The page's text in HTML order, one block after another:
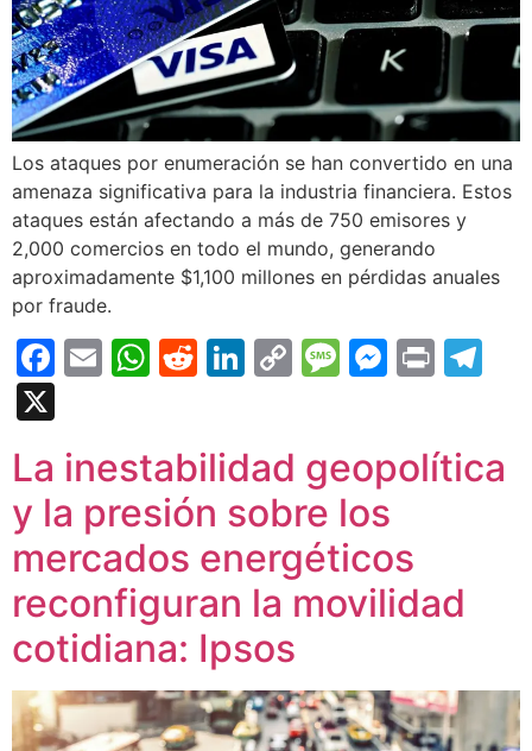
Los ataques por enumeración se han convertido en una
amenaza significativa para la industria financiera. Estos
ataques están afectando a más de 750 emisores y
2,000 comercios en todo el mundo, generando
aproximadamente $1,100 millones en pérdidas anuales
por fraude.
Facebook
EmailWhatsApp
Reddit
LinkedIn
CopyMessage
Print
La inestabilidad geopolítica
y la presión sobre los
mercados energéticos
reconfiguran la movilidad
cotidiana: Ipsos